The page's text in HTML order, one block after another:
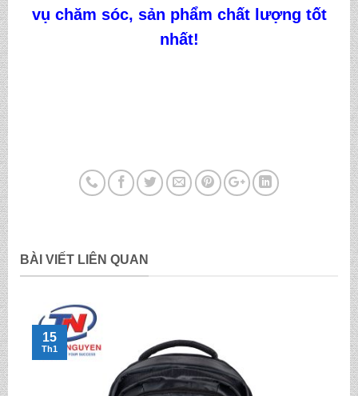
vụ chăm sóc, sản phẩm chất lượng tốt
nhất!
BÀI VIẾT LIÊN QUAN
15
Th1